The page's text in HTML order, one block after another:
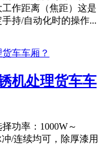
作距离（焦距）这是
持/自动化时的操作...
机处理货车车
功率：1000W～
/连续均可，除厚漆用